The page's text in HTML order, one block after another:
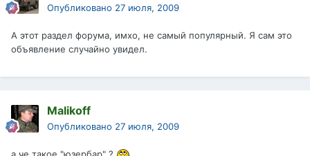
Опубликовано 27 июля, 2009
А этот раздел форума, имхо, не самый популярный. Я сам это
объявление случайно увидел.
Malikoff
Опубликовано 27 июля, 2009